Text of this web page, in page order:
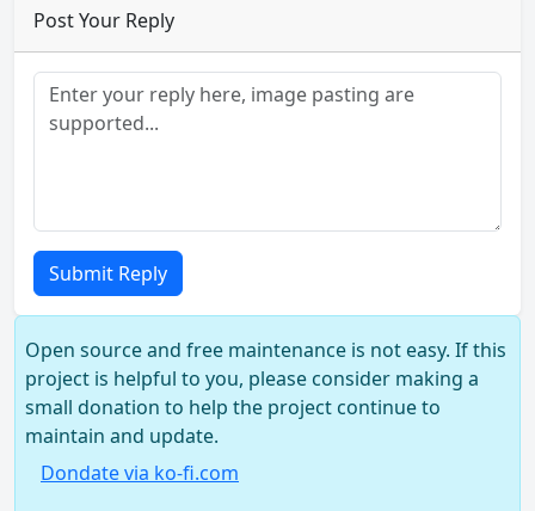
Post Your Reply
Submit Reply
Open source and free maintenance is not easy. If this
project is helpful to you, please consider making a
small donation to help the project continue to
maintain and update.
Dondate via ko-fi.com